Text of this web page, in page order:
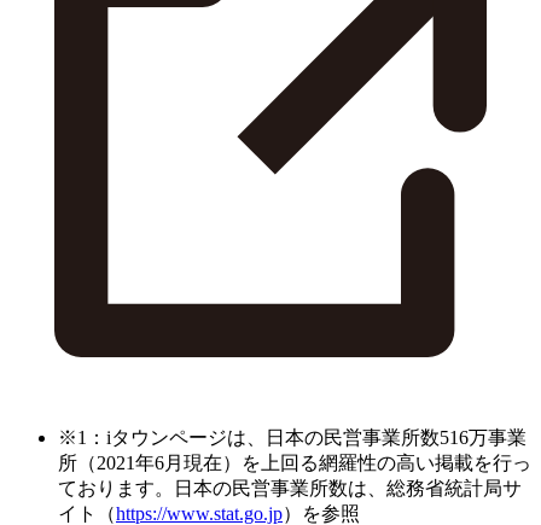
※1：iタウンページは、日本の民営事業所数516万事業
所（2021年6月現在）を上回る網羅性の高い掲載を行っ
ております。日本の民営事業所数は、総務省統計局サ
イト（https://www.stat.go.jp）を参照